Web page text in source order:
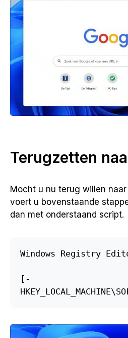
Terugzetten
Mocht u nu terug willen
voert u bovenstaande
dan met onderstaand script.
Windows Registry
[-